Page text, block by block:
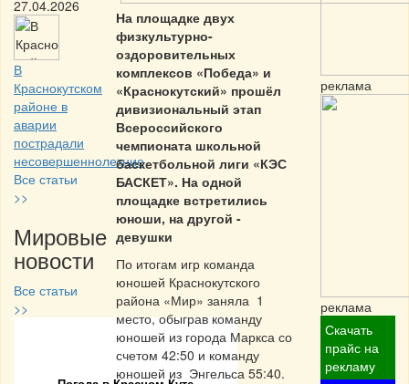
27.04.2026
В
Краснокутском
районе в
аварии
пострадали
несовершеннолетние
Все статьи
>>
Мировые
новости
Все статьи
>>
Частная реклама
На площадке двух
физкультурно-
оздоровительных
комплексов «Победа» и
«Краснокутский» прошёл
дивизиональный этап
Всероссийского
чемпионата школьной
баскетбольной лиги «КЭС
БАСКЕТ». На одной
площадке встретились
юноши, на другой -
девушки
По итогам игр команда
юношей Краснокутского
района «Мир» заняла 1
место, обыграв команду
юношей из города Маркса со
счетом 42:50 и команду
юношей из Энгельса 55:40.
реклама
реклама
Скачать
прайс на
рекламу